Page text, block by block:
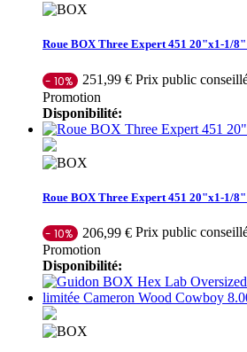
Roue BOX Three Expert 451 20"x1-1/
- 10% 251,99 € Prix public
Promotion
Disponibilité:
Roue BOX Three Expert 451 20"x1-1/
- 10% 206,99 € Prix public
Promotion
Disponibilité: